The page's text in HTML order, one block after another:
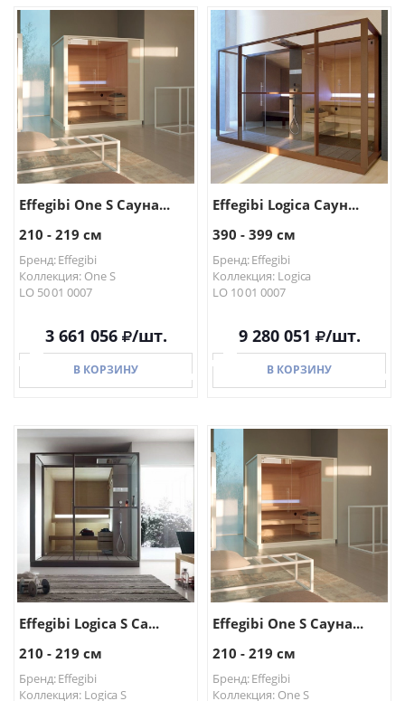
В КОРЗИНУ В КОРЗИНУ
Effegibi One S Сауна...
210 - 219 см
Бренд: Effegibi
Коллекция: One S
LO 50 01 0007
3 661 056 /шт.
В КОРЗИНУ
В КОРЗИНУ
Effegibi Logica Саун...
390 - 399 см
Бренд: Effegibi
Коллекция: Logica
LO 10 01 0007
9 280 051 /шт.
В КОРЗИНУ
В КОРЗИНУ
Effegibi Logica S Са...
210 - 219 см
Бренд: Effegibi
Коллекция: Logica S
Effegibi One S Сауна...
210 - 219 см
Бренд: Effegibi
Коллекция: One S